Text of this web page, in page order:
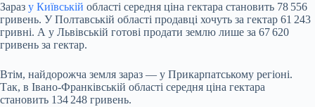
Зараз у Київській області середня ціна гектара становить 78 556
гривень. У Полтавській області продавці хочуть за гектар 61 243
гривні. А у Львівській готові продати землю лише за 67 620
гривень за гектар.
Втім, найдорожча земля зараз — у Прикарпатському регіоні.
Так, в Івано-Франківській області середня ціна гектара
становить 134 248 гривень.